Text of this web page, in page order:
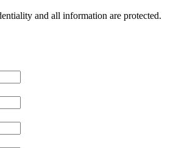
and all information are protected.